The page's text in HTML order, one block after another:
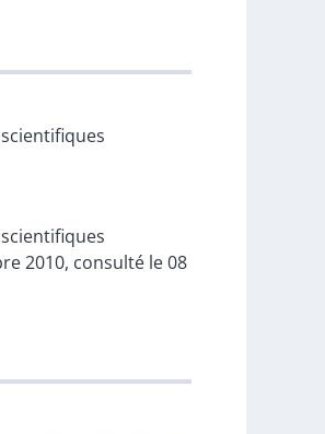
2010, consulté le 08